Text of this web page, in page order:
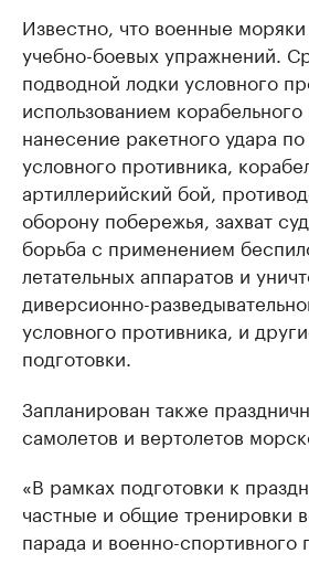
Известно, что военные
учебно-боевых упражнений.
подводной лодки условного
использованием корабельного
нанесение ракетного удара
условного противника,
артиллерийский бой,
оборону побережья, захват
борьба с применением
летательных аппаратов и
диверсионно-
условного противника, и
подготовки.
Запланирован также
самолетов и вертолетов
«В рамках подготовки к
частные и общие тренировки
парада и военно-спортивного